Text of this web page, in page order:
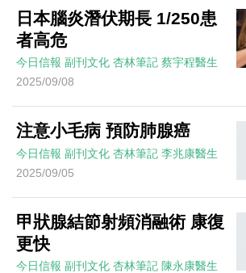
日本腦炎潛伏期長 1/250患
者高危
今日信報 副刊文化 杏林筆記 蔡宇程醫生
2025/09/08
注意小毛病 預防肺腺癌
今日信報 副刊文化 杏林筆記 李兆康醫生
2025/09/05
甲狀腺結節射頻消融術 康復
更快
今日信報 副刊文化 杏林筆記 陳永康醫生